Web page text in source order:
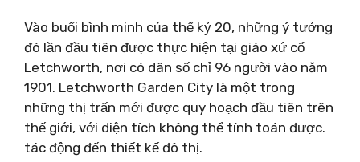
Vào buổi bình minh của thế kỷ 20, những ý tưởng
đó lần đầu tiên được thực hiện tại giáo xứ cổ
Letchworth, nơi có dân số chỉ 96 người vào năm
1901. Letchworth Garden City là một trong
những thị trấn mới được quy hoạch đầu tiên trên
thế giới, với diện tích không thể tính toán được.
tác động đến thiết kế đô thị.